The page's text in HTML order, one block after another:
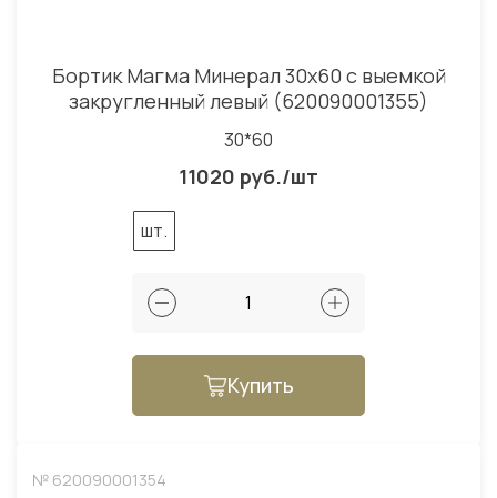
Бортик Магма Минерал 30x60 с выемкой
закругленный левый (620090001355)
30*60
11020 руб./шт
шт.
Купить
№ 620090001354